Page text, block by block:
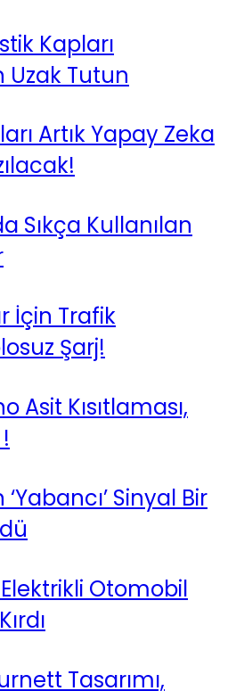
Kapları
Tutun
Artık Yapay Zeka
Sıkça Kullanılan
İçin Trafik
Şarj!
Asit Kısıtlaması,
Sinyal Bir
Otomobil
Tasarımı,